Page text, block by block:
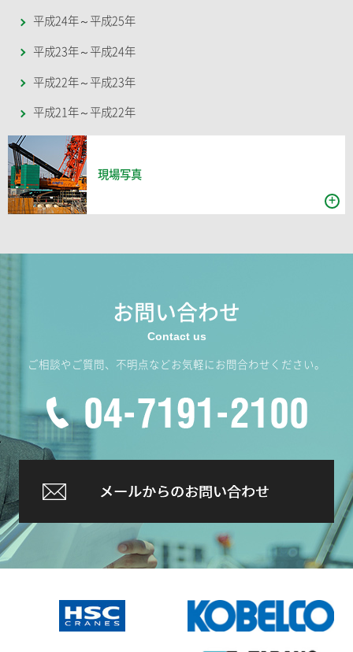
平成24年～平成25年
平成23年～平成24年
平成22年～平成23年
平成21年～平成22年
現場写真
お問い合わせ
ご相談やご質問、不明点などお気軽にお問合わせください。